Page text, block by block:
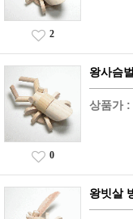
2
왕사슴
상품가 :
0
왕빗살